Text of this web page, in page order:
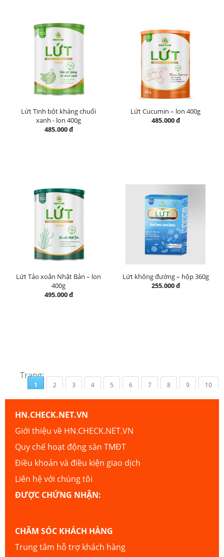
Lứt Tinh bột kháng chuối
xanh - lon 400g
485.000 đ
Lứt Cucumin – lon 400g
485.000 đ
Lứt Tảo xoắn Nhật Bản – lon
400g
495.000 đ
Lứt không đường – hộp 360g
255.000 đ
Trang:
1 2 3 4 5 6 7 8 9 10
HN.CHECK.NET.VN
Giới thiệu về HN.CHECK.NET.VN
Quy chế hoạt động sàn TMĐT
Điều khoản và điều kiện giao dịch
Liên hệ với chúng tôi
ĐƯỢC CHỨNG NHẬN:
CHĂM SÓC KHÁCH HÀNG
Trung tâm hỗ trợ khách hàng